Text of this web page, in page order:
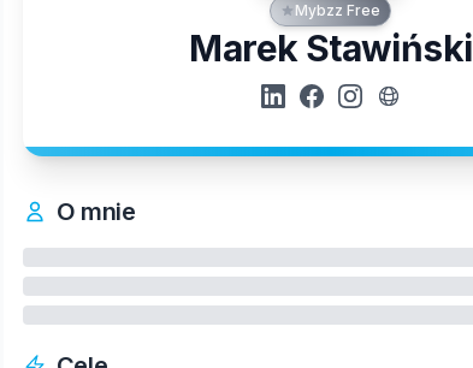
Mybzz Free
Marek Stawiński
O mnie